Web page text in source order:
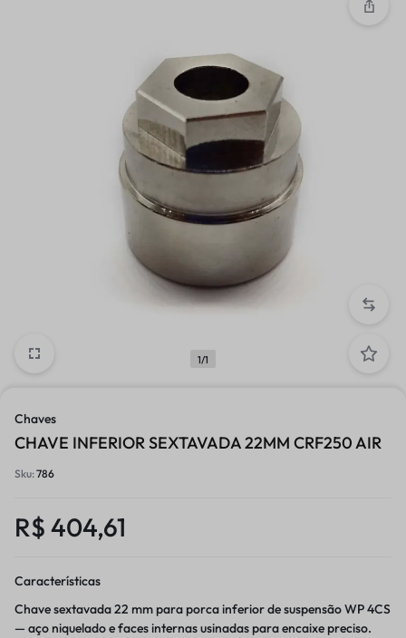
1/1
Chaves
CHAVE INFERIOR SEXTAVADA 22MM CRF250 AIR
Sku:786
R$ 404,61
Características
Chave sextavada 22 mm para porca inferior de suspensão WP 4CS
— aço niquelado e faces internas usinadas para encaixe preciso.